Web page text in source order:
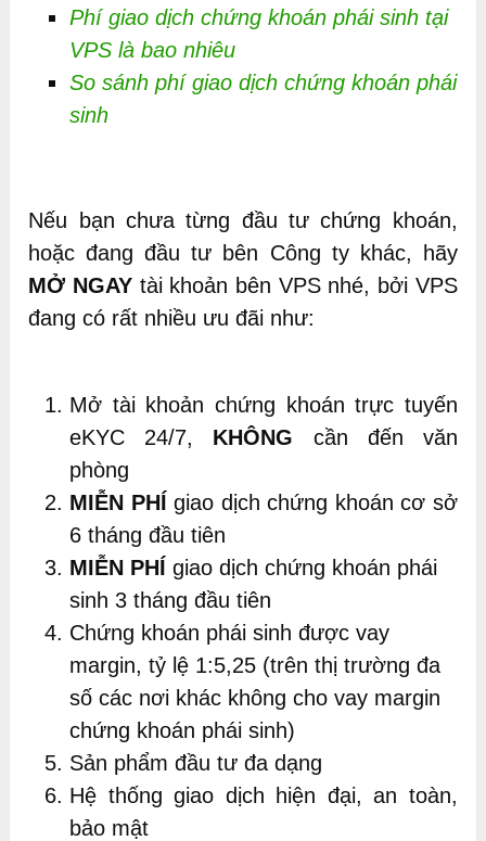
Phí giao dịch chứng khoán phái sinh tại
VPS là bao nhiêu
So sánh phí giao dịch chứng khoán phái
sinh
Nếu bạn chưa từng đầu tư chứng khoán,
hoặc đang đầu tư bên Công ty khác, hãy
MỞ NGAYtài khoản bên VPS nhé, bởi VPS
đang có rất nhiều ưu đãi như:
Mở tài khoản chứng khoán trực tuyến
eKYC 24/7, KHÔNG cần đến văn
phòng
MIỄN PHÍ giao dịch chứng khoán cơ sở
6 tháng đầu tiên
MIỄN PHÍ giao dịch chứng khoán phái
sinh 3 tháng đầu tiên
Chứng khoán phái sinh được vay
margin, tỷ lệ 1:5,25 (trên thị trường đa
số các nơi khác không cho vay margin
chứng khoán phái sinh)
Sản phẩm đầu tư đa dạng
Hệ thống giao dịch hiện đại, an toàn,
bảo mật